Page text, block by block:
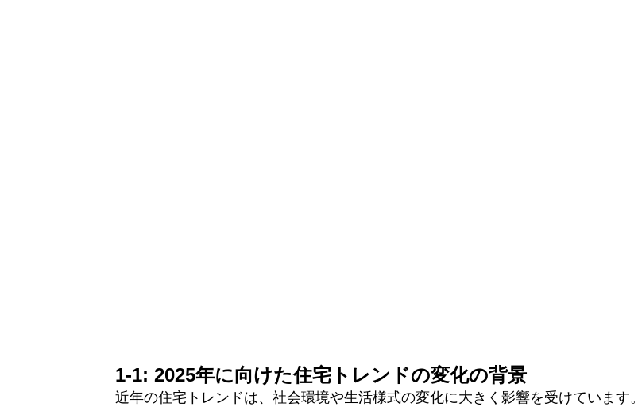
1-1: 2025年に向けた住宅トレンドの変化の背景
近年の住宅トレンドは、社会環境や生活様式の変化に大きく影響を受けています。